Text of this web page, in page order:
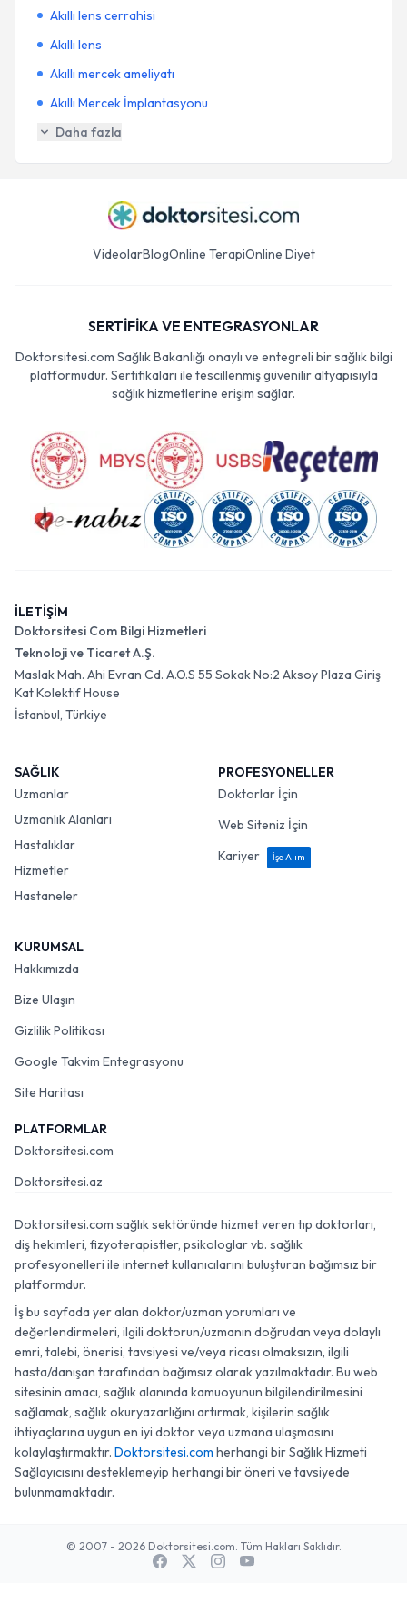
Akıllı lens cerrahisi
Akıllı lens
Akıllı mercek ameliyatı
Akıllı Mercek İmplantasyonu
Daha fazla
VideolarBlogOnline TerapiOnline Diyet
SERTİFİKA VE ENTEGRASYONLAR
Doktorsitesi.com Sağlık Bakanlığı onaylı ve entegreli bir sağlık bilgi
platformudur. Sertifikaları ile tescillenmiş güvenilir altyapısıyla
sağlık hizmetlerine erişim sağlar.
İLETİŞİM
Doktorsitesi Com Bilgi Hizmetleri
Teknoloji ve Ticaret A.Ş.
Maslak Mah. Ahi Evran Cd. A.O.S 55 Sokak No:2 Aksoy Plaza Giriş
Kat Kolektif House
İstanbul, Türkiye
SAĞLIK
Uzmanlar
Uzmanlık Alanları
Hastalıklar
Hizmetler
Hastaneler
PROFESYONELLER
Doktorlar İçin
Web Siteniz İçin
Kariyer
İşe Alım
KURUMSAL
Hakkımızda
Bize Ulaşın
Gizlilik Politikası
Google Takvim Entegrasyonu
Site Haritası
PLATFORMLAR
Doktorsitesi.com
Doktorsitesi.az
Doktorsitesi.com sağlık sektöründe hizmet veren tıp doktorları,
diş hekimleri, fizyoterapistler, psikologlar vb. sağlık
profesyonelleri ile internet kullanıcılarını buluşturan bağımsız bir
platformdur.
İş bu sayfada yer alan doktor/uzman yorumları ve
değerlendirmeleri, ilgili doktorun/uzmanın doğrudan veya dolaylı
emri, talebi, önerisi, tavsiyesi ve/veya ricası olmaksızın, ilgili
hasta/danışan tarafından bağımsız olarak yazılmaktadır. Bu web
sitesinin amacı, sağlık alanında kamuoyunun bilgilendirilmesini
sağlamak, sağlık okuryazarlığını artırmak, kişilerin sağlık
ihtiyaçlarına uygun en iyi doktor veya uzmana ulaşmasını
kolaylaştırmaktır. Doktorsitesi.com herhangi bir Sağlık Hizmeti
Sağlayıcısını desteklemeyip herhangi bir öneri ve tavsiyede
bulunmamaktadır.
© 2007 - 2026 Doktorsitesi.com. Tüm Hakları Saklıdır.